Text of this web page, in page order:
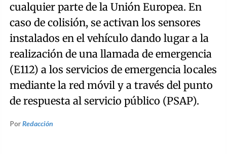
cualquier parte de la Unión Europea. En
caso de colisión, se activan los sensores
instalados en el vehículo dando lugar a la
realización de una llamada de emergencia
(E112) a los servicios de emergencia locales
mediante la red móvil y a través del punto
de respuesta al servicio público (PSAP).
PorRedacción